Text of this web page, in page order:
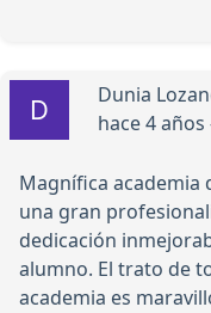
Dunia
hace 4 años
Magnífica academia
una gran
dedicación
alumno. El trato de
academia es